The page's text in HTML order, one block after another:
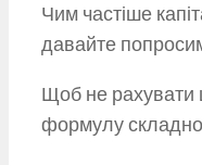
Чим частіше
давайте
Щоб не рахувати
формулу